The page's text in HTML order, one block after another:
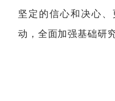
坚定的信心和决心
动，全面加强基础研